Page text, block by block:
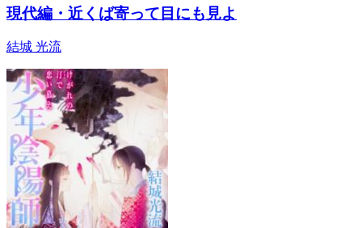
現代編・近くば寄って目にも見よ
結城 光流